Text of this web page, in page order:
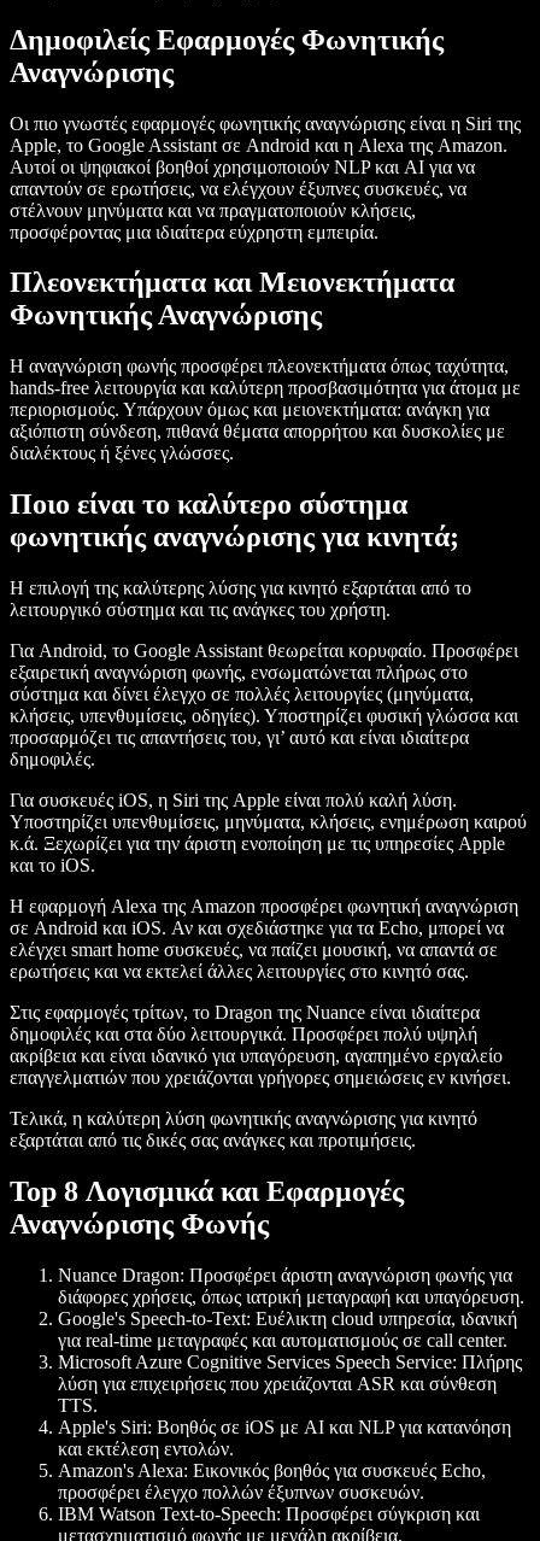
Δημοφιλείς Εφαρμογές Φωνητικής
Αναγνώρισης
Οι πιο γνωστές εφαρμογές φωνητικής αναγνώρισης είναι η Siri της
Apple, το Google Assistant σε Android και η Alexa της Amazon.
Αυτοί οι ψηφιακοί βοηθοί χρησιμοποιούν NLP και AI για να
απαντούν σε ερωτήσεις, να ελέγχουν έξυπνες συσκευές, να
στέλνουν μηνύματα και να πραγματοποιούν κλήσεις,
προσφέροντας μια ιδιαίτερα εύχρηστη εμπειρία.
Πλεονεκτήματα και Μειονεκτήματα
Φωνητικής Αναγνώρισης
Η αναγνώριση φωνής προσφέρει πλεονεκτήματα όπως ταχύτητα,
hands-free λειτουργία και καλύτερη προσβασιμότητα για άτομα με
περιορισμούς. Υπάρχουν όμως και μειονεκτήματα: ανάγκη για
αξιόπιστη σύνδεση, πιθανά θέματα απορρήτου και δυσκολίες με
διαλέκτους ή ξένες γλώσσες.
Ποιο είναι το καλύτερο σύστημα
φωνητικής αναγνώρισης για κινητά;
Η επιλογή της καλύτερης λύσης για κινητό εξαρτάται από το
λειτουργικό σύστημα και τις ανάγκες του χρήστη.
Για Android, το Google Assistant θεωρείται κορυφαίο. Προσφέρει
εξαιρετική αναγνώριση φωνής, ενσωματώνεται πλήρως στο
σύστημα και δίνει έλεγχο σε πολλές λειτουργίες (μηνύματα,
κλήσεις, υπενθυμίσεις, οδηγίες). Υποστηρίζει φυσική γλώσσα και
προσαρμόζει τις απαντήσεις του, γι’ αυτό και είναι ιδιαίτερα
δημοφιλές.
Για συσκευές iOS, η Siri της Apple είναι πολύ καλή λύση.
Υποστηρίζει υπενθυμίσεις, μηνύματα, κλήσεις, ενημέρωση καιρού
κ.ά. Ξεχωρίζει για την άριστη ενοποίηση με τις υπηρεσίες Apple
και το iOS.
Η εφαρμογή Alexa της Amazon προσφέρει φωνητική αναγνώριση
σε Android και iOS. Αν και σχεδιάστηκε για τα Echo, μπορεί να
ελέγχει smart home συσκευές, να παίζει μουσική, να απαντά σε
ερωτήσεις και να εκτελεί άλλες λειτουργίες στο κινητό σας.
Στις εφαρμογές τρίτων, το Dragon της Nuance είναι ιδιαίτερα
δημοφιλές και στα δύο λειτουργικά. Προσφέρει πολύ υψηλή
ακρίβεια και είναι ιδανικό για υπαγόρευση, αγαπημένο εργαλείο
επαγγελματιών που χρειάζονται γρήγορες σημειώσεις εν κινήσει.
Τελικά, η καλύτερη λύση φωνητικής αναγνώρισης για κινητό
εξαρτάται από τις δικές σας ανάγκες και προτιμήσεις.
Top 8 Λογισμικά και Εφαρμογές
Αναγνώρισης Φωνής
Nuance Dragon: Προσφέρει άριστη αναγνώριση φωνής για
διάφορες χρήσεις, όπως ιατρική μεταγραφή και υπαγόρευση.
Google's Speech-to-Text: Ευέλικτη cloud υπηρεσία, ιδανική
για real-time μεταγραφές και αυτοματισμούς σε call center.
Microsoft Azure Cognitive Services Speech Service: Πλήρης
λύση για επιχειρήσεις που χρειάζονται ASR και σύνθεση
TTS.
Apple's Siri: Βοηθός σε iOS με AI και NLP για κατανόηση
και εκτέλεση εντολών.
Amazon's Alexa: Εικονικός βοηθός για συσκευές Echo,
προσφέρει έλεγχο πολλών έξυπνων συσκευών.
IBM Watson Text-to-Speech: Προσφέρει σύγκριση και
μετασχηματισμό φωνής με μεγάλη ακρίβεια.